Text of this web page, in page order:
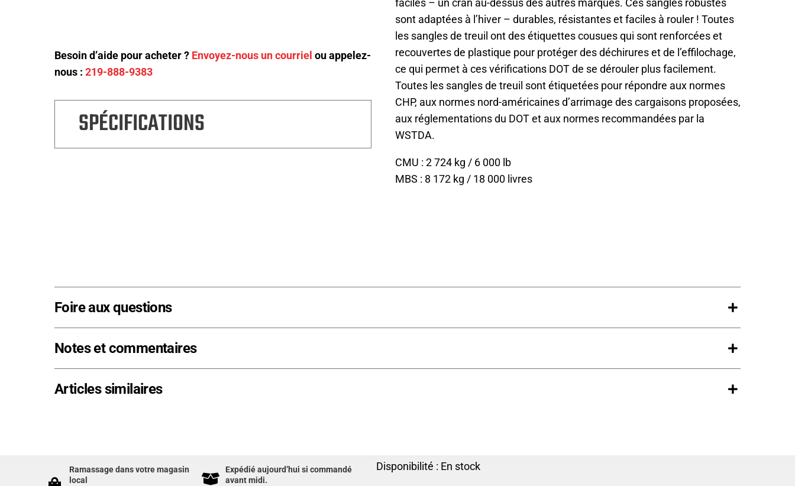
Besoin d’aide pour acheter ? Envoyez-nous un courriel ou appelez-
nous : 219-888-9383
SPÉCIFICATIONS
sont adaptées à l’hiver – durables, résistantes et faciles à rouler ! Toutes
les sangles de treuil ont des étiquettes cousues qui sont renforcées et
recouvertes de plastique pour protéger des déchirures et de l’effilochage,
ce qui permet à ces vérifications DOT de se dérouler plus facilement.
Toutes les sangles de treuil sont étiquetées pour répondre aux normes
CHP, aux normes nord-américaines d’arrimage des cargaisons proposées,
aux réglementations du DOT et aux normes recommandées par la
WSTDA.
CMU : 2 724 kg / 6 000 lb
MBS : 8 172 kg / 18 000 livres
Foire aux questions
Notes et commentaires
Articles similaires
Ramassage dans votre magasin
local
Expédié aujourd’hui si commandé
avant midi.
Disponibilité : En stock